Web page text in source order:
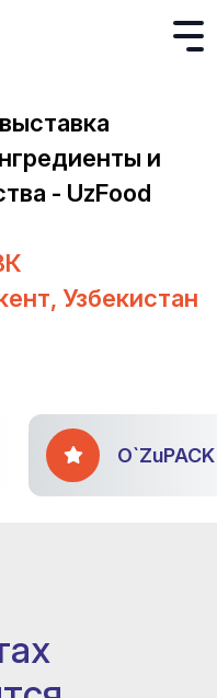
и
- UzFood
Узбекистан
O`ZuPACK